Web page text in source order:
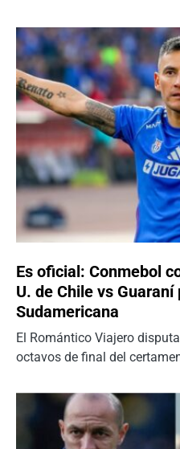
Es oficial: Conmebol
U. de Chile vs Guaraní
Sudamericana
El Romántico Viajero
octavos de final del